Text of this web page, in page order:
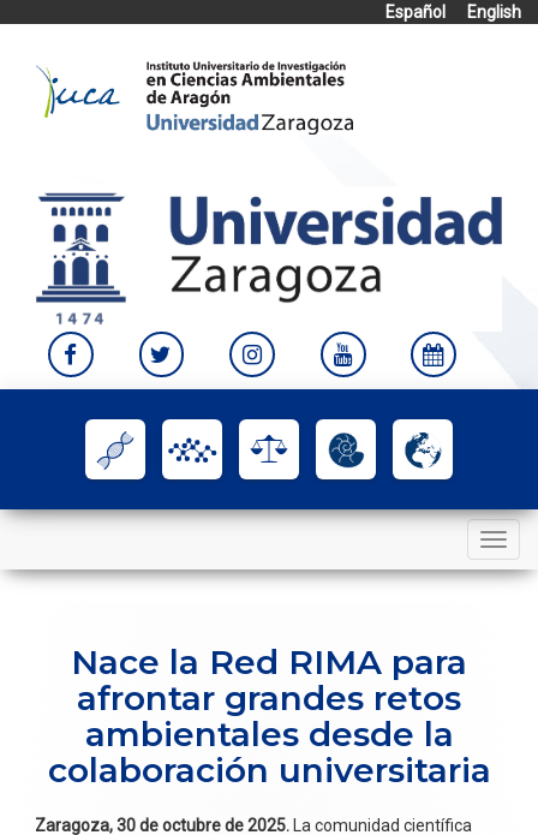
Español
English
content
Toggle
navigation
Nace la Red RIMA para
afrontar grandes retos
ambientales desde la
colaboración universitaria
Zaragoza, 30 de octubre de 2025. La comunidad científica